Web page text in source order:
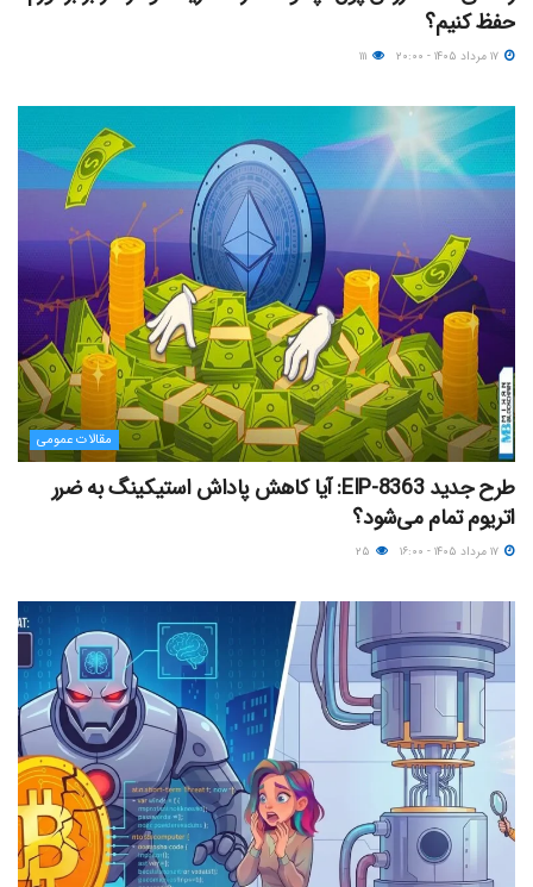
حفظ کنیم؟
مقالات عمومی
طرح جدید EIP-8363: آیا کاهش پاداش استیکینگ به ضرر
اتریوم تمام می‌شود؟